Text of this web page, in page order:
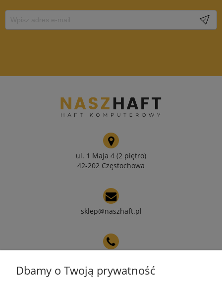
ul. 1 Maja 4 (2 piętro)
42-202 Częstochowa
sklep@naszhaft.pl
Dbamy o Twoją prywatność